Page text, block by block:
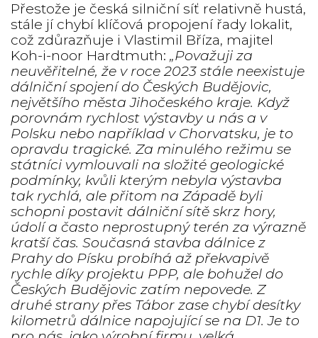
Přestože je česká silniční síť relativně hustá,
stále jí chybí klíčová propojení řady lokalit,
což zdůrazňuje i Vlastimil Bříza, majitel
Koh-i-noor Hardtmuth:„Považuji za
neuvěřitelné, že v roce 2023 stále neexistuje
dálniční spojení do Českých Budějovic,
největšího města Jihočeského kraje. Když
porovnám rychlost výstavby u nás a v
Polsku nebo například v Chorvatsku, je to
opravdu tragické. Za minulého režimu se
státníci vymlouvali na složité geologické
podmínky, kvůli kterým nebyla výstavba
tak rychlá, ale přitom na Západě byli
schopni postavit dálniční sítě skrz hory,
údolí a často neprostupný terén za výrazně
kratší čas. Současná stavba dálnice z
Prahy do Písku probíhá až překvapivě
rychle díky projektu PPP, ale bohužel do
Českých Budějovic zatím nepovede. Z
druhé strany přes Tábor zase chybí desítky
kilometrů dálnice napojující se na D1. Je to